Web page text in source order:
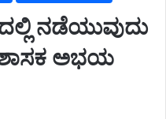
ನಡೆಯುವುದು
ಅಭಯ